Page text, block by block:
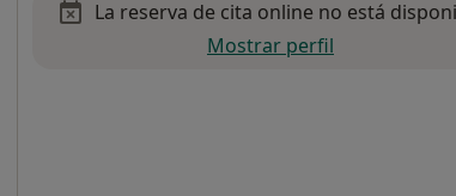
La reserva de cita online no está
Mostrar perfil